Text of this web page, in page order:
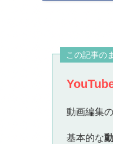
この記事の
動画編集
基本的な